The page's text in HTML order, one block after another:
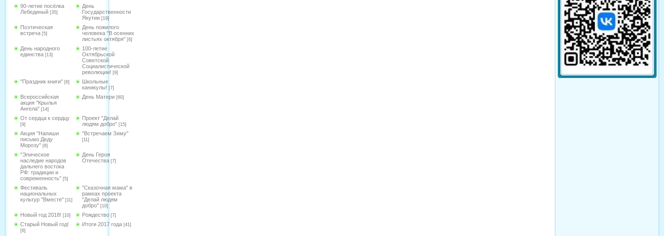
90-летие посёлка
Лебединый [35]
День
Государственности
Якутии [19]
Поэтическая
встреча [5]
День пожилого
человека "В осенних
листьях октября" [6]
День народного
единства [13]
100-летие
Октябрьской
Советской
Социалистической
революции! [9]
"Праздник книги" [6]
Школьные
каникулы! [7]
Всероссийская
акция "Крылья
Ангела" [14]
День Матери [60]
От сердца к сердцу
[9]
Проект "Делай
людям добро" [15]
Акция "Напиши
письмо Деду
Морозу" [6]
"Встречаем Зиму"
[11]
"Эпическое
наследие народов
дальнего востока
РФ: традиции и
современность" [5]
День Героя
Отечества [7]
Фестиваль
национальных
культур "Вместе" [11]
"Сказочная мама" в
рамках проекта
"Делай людям
добро" [10]
Новый год 2018! [10] Рождество [7]
Старый Новый год!
[6]
Итоги 2017 года [41]